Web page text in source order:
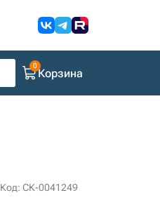
Корзина
Код: СК-0041249